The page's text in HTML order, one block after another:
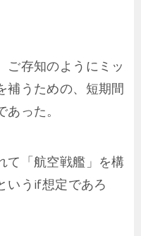
存知のようにミッ
補うための、短期間
った。
て「航空戦艦」を構
いうif想定であろ